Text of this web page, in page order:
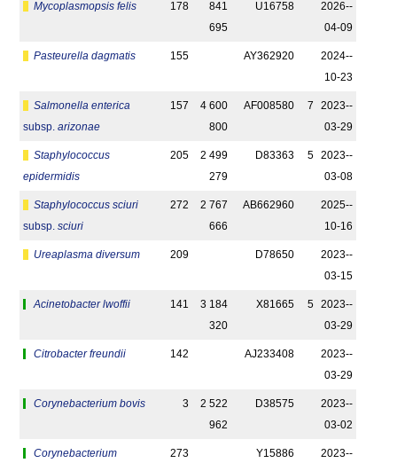
Mycoplasmopsis felis 178
841
695
U16758
2026-­
04-09
Pasteurella dagmatis 155 AY362920
2024-­
10-23
Salmonella enterica
subsp. arizonae
157
4 600
800
AF008580 7
2023-­
03-29
Staphylococcus
epidermidis
205
2 499
279
D83363 5
2023-­
03-08
Staphylococcus sciuri
subsp. sciuri
272
2 767
666
AB662960
2025-­
10-16
Ureaplasma diversum 209 D78650
2023-­
03-15
Acinetobacter lwoffii 141
3 184
320
X81665 5
2023-­
03-29
Citrobacter freundii 142 AJ233408
2023-­
03-29
Corynebacterium bovis 3
2 522
962
D38575
2023-­
03-02
Corynebacterium
273 Y15886
2023-­